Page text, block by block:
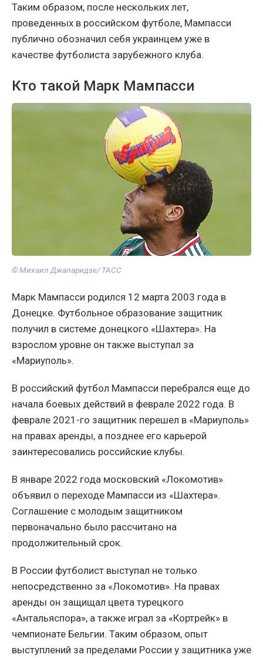
Таким образом, после нескольких лет,
проведенных в российском футболе, Мампасси
публично обозначил себя украинцем уже в
качестве футболиста зарубежного клуба.
Кто такой Марк Мампасси
© Михаил Джапаридзе/ ТАСС
Марк Мампасси родился 12 марта 2003 года в
Донецке. Футбольное образование защитник
получил в системе донецкого «Шахтера». На
взрослом уровне он также выступал за
«Мариуполь».
В российский футбол Мампасси перебрался еще до
начала боевых действий в феврале 2022 года. В
феврале 2021-го защитник перешел в «Мариуполь»
на правах аренды, а позднее его карьерой
заинтересовались российские клубы.
В январе 2022 года московский «Локомотив»
объявил о переходе Мампасси из «Шахтера».
Соглашение с молодым защитником
первоначально было рассчитано на
продолжительный срок.
В России футболист выступал не только
непосредственно за «Локомотив». На правах
аренды он защищал цвета турецкого
«Антальяспора», а также играл за «Кортрейк» в
чемпионате Бельгии. Таким образом, опыт
выступлений за пределами России у защитника уже